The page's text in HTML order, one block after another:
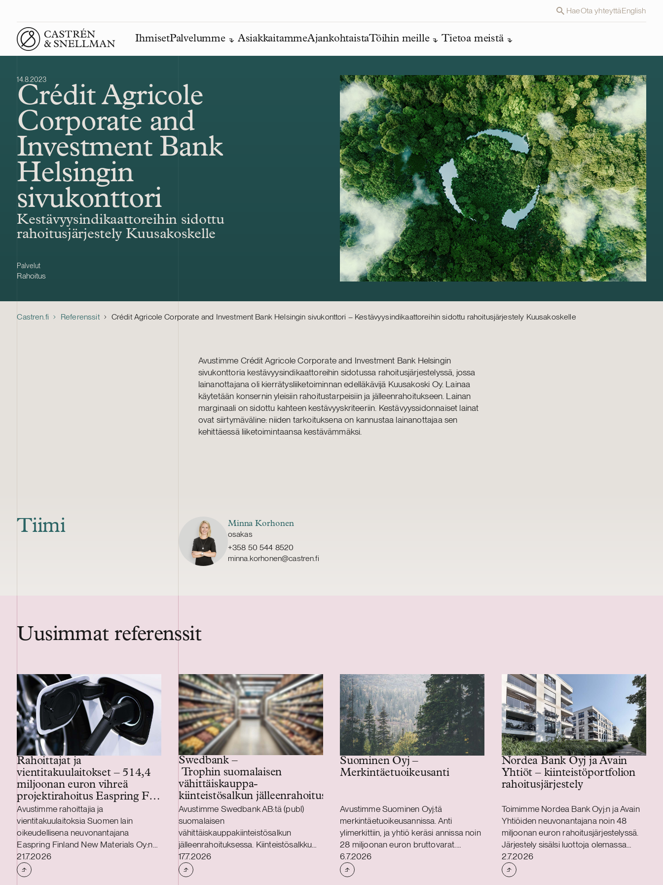
HaeOta yhteyttäEnglish
Front page
IhmisetPalvelumme AsiakkaitammeAjankohtaistaTöihin meille Tietoa meistä
14.8.2023
Crédit Agricole
Corporate and
Investment Bank
Helsingin
sivukonttori
Kestävyysindikaattoreihin sidottu
rahoitusjärjestely Kuusakoskelle
Palvelut
Rahoitus
Castren.fi Referenssit Crédit Agricole Corporate and Investment Bank Helsingin sivukonttori – Kestävyysindikaattoreihin sidottu rahoitusjärjestely Kuusakoskelle
Avustimme Crédit Agricole Corporate and Investment Bank Helsingin
sivukonttoria kestävyysindikaattoreihin sidotussa rahoitusjärjestelyssä, jossa
lainanottajana oli kierrätysliiketoiminnan edelläkävijä Kuusakoski Oy. Lainaa
käytetään konsernin yleisiin rahoitustarpeisiin ja jälleenrahoitukseen. Lainan
marginaali on sidottu kahteen kestävyyskriteeriin. Kestävyyssidonnaiset lainat
ovat siirtymäväline: niiden tarkoituksena on kannustaa lainanottajaa sen
kehittäessä liiketoimintaansa kestävämmäksi.
Tiimi Minna Korhonen
osakas
+358 50 544 8520
minna.korhonen@castren.fi
Uusimmat referenssit
Rahoittajat ja
vientitakuulaitokset – 514,4
miljoonan euron vihreä
projektirahoitus Easpring Finland
New Materialsin CAM-
tehtaalle
Avustimme rahoittajia ja
vientitakuulaitoksia Suomen lain
oikeudellisena neuvonantajana
Easpring Finland New Materials Oy:n
Kotkaan rakennettavan
katodiaktiivimateriaalia (CAM)
valmistavan tehtaan kehittämiseen ja
Julkaistu
21.7.2026
Swedbank –
Trophin suomalaisen
vähittäiskauppa­­­­­
kiinteistösalkun jälleenrahoitus
Avustimme Swedbank AB:tä (publ)
suomalaisen
vähittäiskauppakiinteistösalkun
jälleenrahoituksessa. Kiinteistösalkku
on Trophin suomalaisten tytäryhtiöiden
omistuksessa. Trophi on Pohjoismaiden
johtava päivittäistavarakauppavetoisiin
Julkaistu
17.7.2026
Suominen Oyj –
Merkintäetuoikeusanti
Avustimme Suominen Oyj:tä
merkintäetuoikeusannissa. Anti
ylimerkittiin, ja yhtiö keräsi annissa noin
28 miljoonan euron bruttovarat.
Avustimme Suomista myös yhtiön
kolmivuotisen 100 miljoonan euron
arvoisen syndikoidun lainajärjestelyn
Julkaistu
6.7.2026
Nordea Bank Oyj ja Avain
Yhtiöt – kiinteistöportfolion
rahoitusjärjestely
Toimimme Nordea Bank Oyj:n ja Avain
Yhtiöiden neuvonantajana noin 48
miljoonan euron rahoitusjärjestelyssä.
Järjestely sisälsi luottoja olemassa
olevan kiinteistöportfolion
jälleenrahoitukseen sekä yrityksien
hankkimiseen – ja
Julkaistu
2.7.2026